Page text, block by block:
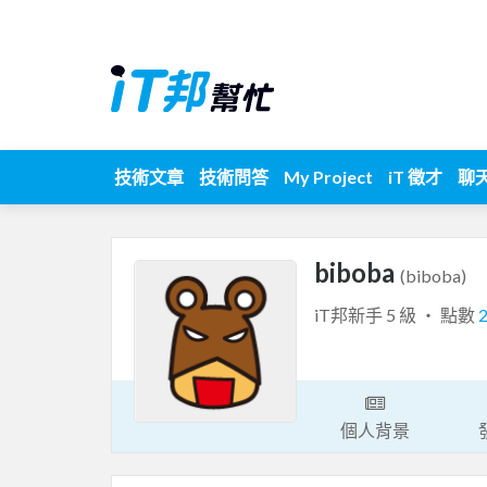
技術文章 技術問答 My Project iT 徵才 聊
biboba (biboba)
iT邦新手 5 級 ‧ 點數
個人背景